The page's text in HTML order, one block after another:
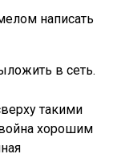
написать
в сеть.
такими
хорошим